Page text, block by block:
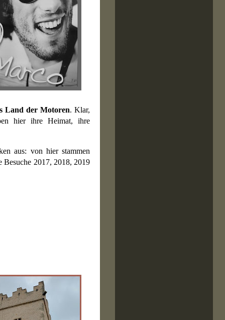
Land der Motoren. Klar,
hier ihre Heimat, ihre
aus: von hier stammen
Besuche 2017, 2018, 2019